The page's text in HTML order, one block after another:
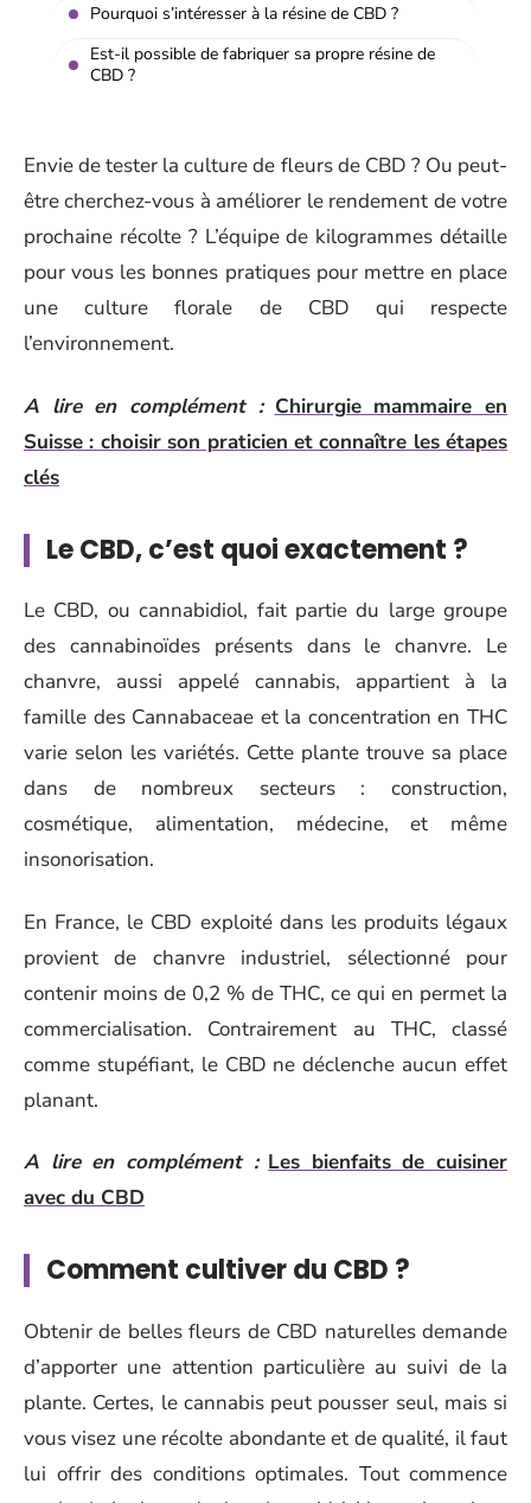
Pourquoi s’intéresser à la résine de CBD ?
Est-il possible de fabriquer sa propre résine de
CBD ?
Envie de tester la culture de fleurs de CBD ? Ou peut-
être cherchez-vous à améliorer le rendement de votre
prochaine récolte ? L’équipe de kilogrammes détaille
pour vous les bonnes pratiques pour mettre en place
une culture florale de CBD qui respecte
l’environnement.
A lire en complément : Chirurgie mammaire en
Suisse : choisir son praticien et connaître les étapes
clés
Le CBD, c’est quoi exactement ?
Le CBD, ou cannabidiol, fait partie du large groupe
des cannabinoïdes présents dans le chanvre. Le
chanvre, aussi appelé cannabis, appartient à la
famille des Cannabaceae et la concentration en THC
varie selon les variétés. Cette plante trouve sa place
dans de nombreux secteurs : construction,
cosmétique, alimentation, médecine, et même
insonorisation.
En France, le CBD exploité dans les produits légaux
provient de chanvre industriel, sélectionné pour
contenir moins de 0,2 % de THC, ce qui en permet la
commercialisation. Contrairement au THC, classé
comme stupéfiant, le CBD ne déclenche aucun effet
planant.
A lire en complément : Les bienfaits de cuisiner
avec du CBD
Comment cultiver du CBD ?
Obtenir de belles fleurs de CBD naturelles demande
d’apporter une attention particulière au suivi de la
plante. Certes, le cannabis peut pousser seul, mais si
vous visez une récolte abondante et de qualité, il faut
lui offrir des conditions optimales. Tout commence